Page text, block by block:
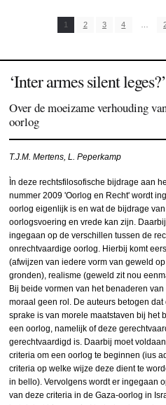
1 2 3 4
‘Inter armes silent leges?’
Over de moeizame verhouding
oorlog
T.J.M. Mertens, L. Peperkamp
Ìn deze rechtsfilosofische bijdrage aan
nummer 2009 'Oorlog en Recht' wordt
oorlog eigenlijk is en wat de bijdrage
oorlogsvoering en vrede kan zijn.
ingegaan op de verschillen tussen de
onrechtvaardige oorlog. Hierbij komt
(afwijzen van iedere vorm van geweld
gronden), realisme (geweld zit nou
Bij beide vormen van het benaderen
moraal geen rol. De auteurs betogen
sprake is van morele maatstaven bij het
een oorlog, namelijk of deze
gerechtvaardigd is. Daarbij moet
criteria om een oorlog te beginnen (ius
criteria op welke wijze deze dient te
in bello). Vervolgens wordt er ingegaan
van deze criteria in de Gaza-oorlog in